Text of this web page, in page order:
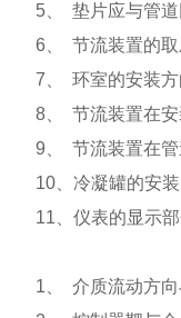
5
垫片应与管道
6
节流装置的
7
环室的安装
8
节流装置在
9
节流装置在
10 、冷凝罐的安
11 、仪表的显示
1
介质流动方